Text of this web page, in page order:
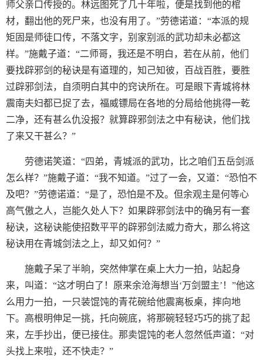
师父亲口传授的。林远图死了几十年啦，便是找到他的棺
材，翻出他的死尸来，也没有用了。”劳德诺道：“本派的规
矩固是师徒口传，不落文字，别家别派的武功却未必都这
样。”施戴子道：“二师哥，我还是不明白，若在从前，他们
要找辟邪剑的秘诀是有道理的，知己知彼，百战百胜，要胜
过辟邪剑法，自须明白其中的窍诀所在。可是眼下青城将林
震南夫妇都已捉了去，福威镖局在各地的分局给他挑得一乾
二净，还有甚么仇没报？就算辟邪剑法之中有秘诀，他们找
了来又干甚么？”
劳德诺笑道：“四弟，青城派的武功，比之咱们五岳剑派
怎么样？”施戴子道：“我不知道。”过了一会，又道：“恐怕不
及吧？”劳德诺道：“是了，恐怕是不及。但余观主是何等心
高气傲之人，岂能久处人下？如果辟邪剑法中的确另有一套
秘诀，这秘诀能使招数平平的辟邪剑法威力奇大，那么将这
秘诀用在青城剑法之上，却又如何？”
施戴子呆了半晌，突然伸掌在桌上大力一拍，站起身
来，叫道：“这才明白了！原来余沧海想当‘万剑盟主’！”他这
么用力一拍，一只装馄饨的青花碗给他震离板桌，摔向地
下。高根明伸足一挑，托向碗底，将那碗轻轻巧巧的挑了起
来，左手抄出，便已接住。那卖馄饨的老人忽然低声道：“对
头找上来啦，还不快走？”